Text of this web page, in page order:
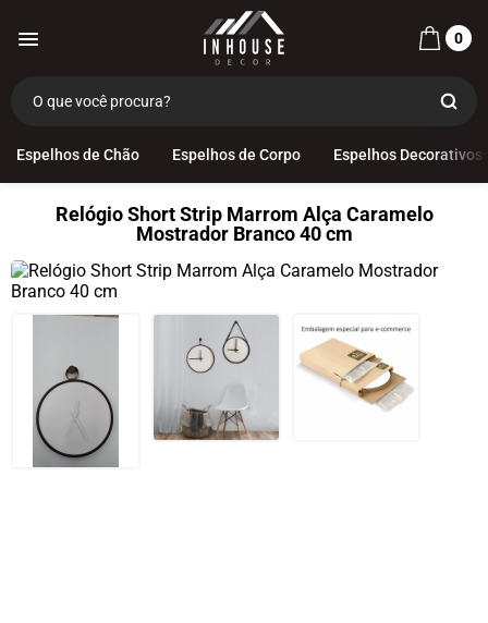
0
Espelhos de Chão Espelhos de Corpo Espelhos Decorativos
Relógio Short Strip Marrom Alça Caramelo
Mostrador Branco 40 cm